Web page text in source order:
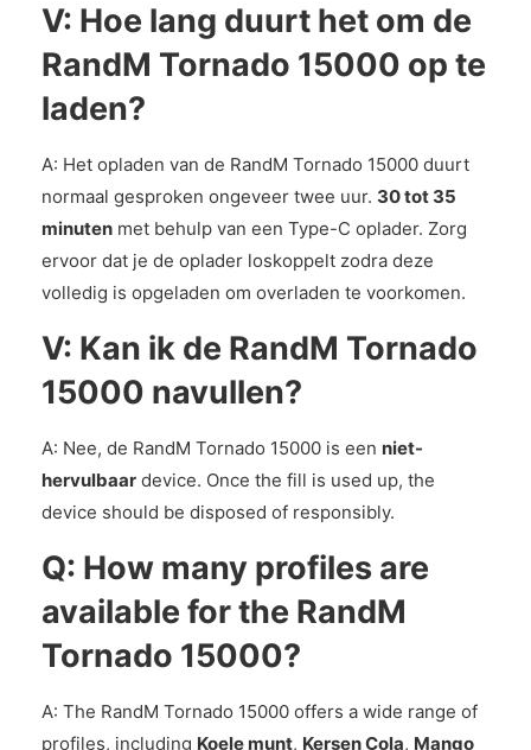
V: Hoe lang duurt het om de
RandM Tornado 15000 op te
laden?
A: Het opladen van de RandM Tornado 15000 duurt
normaal gesproken ongeveer twee uur. 30 tot 35
minuten met behulp van een Type-C oplader. Zorg
ervoor dat je de oplader loskoppelt zodra deze
volledig is opgeladen om overladen te voorkomen.
V: Kan ik de RandM Tornado
15000 navullen?
A: Nee, de RandM Tornado 15000 is een niet-
hervulbaar device. Once the fill is used up, the
device should be disposed of responsibly.
Q: How many profiles are
available for the RandM
Tornado 15000?
A: The RandM Tornado 15000 offers a wide range of
profiles, including Koele munt, Kersen Cola, Mango